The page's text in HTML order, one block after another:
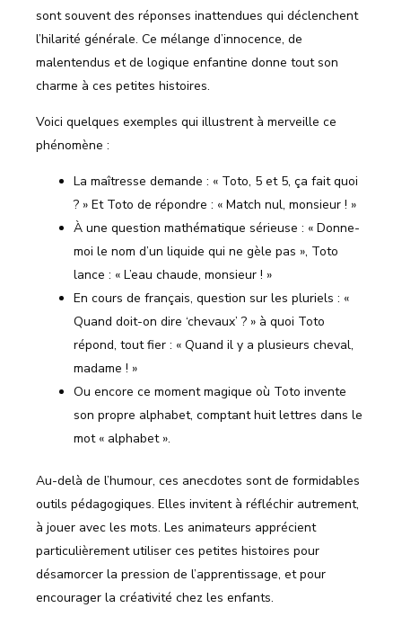
sont souvent des réponses inattendues qui déclenchent
l’hilarité générale. Ce mélange d’innocence, de
malentendus et de logique enfantine donne tout son
charme à ces petites histoires.
Voici quelques exemples qui illustrent à merveille ce
phénomène :
La maîtresse demande : « Toto, 5 et 5, ça fait quoi
? » Et Toto de répondre : « Match nul, monsieur ! »
À une question mathématique sérieuse : « Donne-
moi le nom d’un liquide qui ne gèle pas », Toto
lance : « L’eau chaude, monsieur ! »
En cours de français, question sur les pluriels : «
Quand doit-on dire ‘chevaux’ ? » à quoi Toto
répond, tout fier : « Quand il y a plusieurs cheval,
madame ! »
Ou encore ce moment magique où Toto invente
son propre alphabet, comptant huit lettres dans le
mot « alphabet ».
Au-delà de l’humour, ces anecdotes sont de formidables
outils pédagogiques. Elles invitent à réfléchir autrement,
à jouer avec les mots. Les animateurs apprécient
particulièrement utiliser ces petites histoires pour
désamorcer la pression de l’apprentissage, et pour
encourager la créativité chez les enfants.